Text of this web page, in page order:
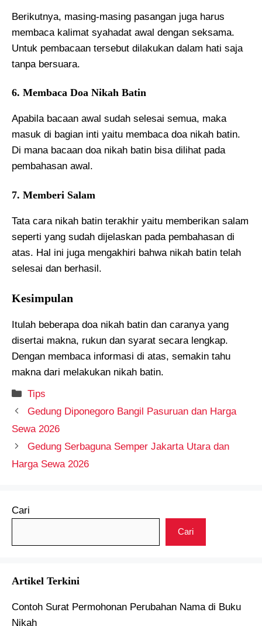
Berikutnya, masing-masing pasangan juga harus
membaca kalimat syahadat awal dengan seksama.
Untuk pembacaan tersebut dilakukan dalam hati saja
tanpa bersuara.
6. Membaca Doa Nikah Batin
Apabila bacaan awal sudah selesai semua, maka
masuk di bagian inti yaitu membaca doa nikah batin.
Di mana bacaan doa nikah batin bisa dilihat pada
pembahasan awal.
7. Memberi Salam
Tata cara nikah batin terakhir yaitu memberikan salam
seperti yang sudah dijelaskan pada pembahasan di
atas. Hal ini juga mengakhiri bahwa nikah batin telah
selesai dan berhasil.
Kesimpulan
Itulah beberapa doa nikah batin dan caranya yang
disertai makna, rukun dan syarat secara lengkap.
Dengan membaca informasi di atas, semakin tahu
makna dari melakukan nikah batin.
Kategori
Tips
Gedung Diponegoro Bangil Pasuruan dan Harga
Sewa 2026
Gedung Serbaguna Semper Jakarta Utara dan
Harga Sewa 2026
Cari
Cari
Artikel Terkini
Contoh Surat Permohonan Perubahan Nama di Buku
Nikah